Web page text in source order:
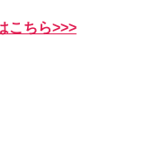
こちら>>>